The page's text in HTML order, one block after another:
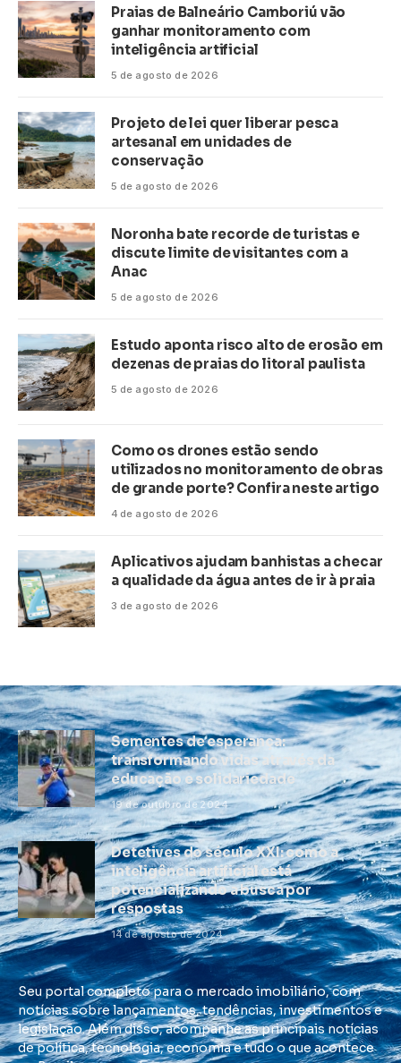
Praias de Balneário Camboriú vão
ganhar monitoramento com
inteligência artificial
5 de agosto de 2026
Projeto de lei quer liberar pesca
artesanal em unidades de
conservação
5 de agosto de 2026
Noronha bate recorde de turistas e
discute limite de visitantes com a
Anac
5 de agosto de 2026
Estudo aponta risco alto de erosão em
dezenas de praias do litoral paulista
5 de agosto de 2026
Como os drones estão sendo
utilizados no monitoramento de obras
de grande porte? Confira neste artigo
4 de agosto de 2026
Aplicativos ajudam banhistas a checar
a qualidade da água antes de ir à praia
3 de agosto de 2026
Sementes de esperança:
transformando vidas através da
educação e solidariedade
19 de outubro de 2024
Detetives do século XXI: como a
inteligência artificial está
potencializando a busca por
respostas
14 de agosto de 2024
Seu portal completo para o mercado imobiliário, com
notícias sobre lançamentos, tendências, investimentos e
legislação. Além disso, acompanhe as principais notícias
de política, tecnologia, economia e tudo o que acontece